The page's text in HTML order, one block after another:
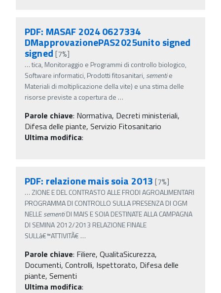
PDF: MASAF 2024 0627334
DMapprovazionePAS2025unito signed
signed [7%]
…tica, Monitoraggio e Programmi di controllo biologico,
Software informatici, Prodotti fitosanitari, sementie
Materiali di moltiplicazione della vite) e una stima delle
risorse previste a copertura de …
Parole chiave: Normativa, Decreti ministeriali,
Difesa delle piante, Servizio Fitosanitario
Ultima modifica:
PDF: relazione mais soia 2013 [7%]
… ZIONE E DEL CONTRASTO ALLE FRODI AGROALIMENTARI
PROGRAMMA DI CONTROLLO SULLA PRESENZA DI OGM
NELLEsementiDI MAIS E SOIA DESTINATE ALLA CAMPAGNA
DI SEMINA 2012/2013 RELAZIONE FINALE
SULLâ€™ATTIVITÃ€ …
Parole chiave: Filiere, QualitaSicurezza,
Documenti, Controlli, Ispettorato, Difesa delle
piante, Sementi
Ultima modifica: